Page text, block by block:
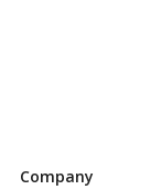
Company